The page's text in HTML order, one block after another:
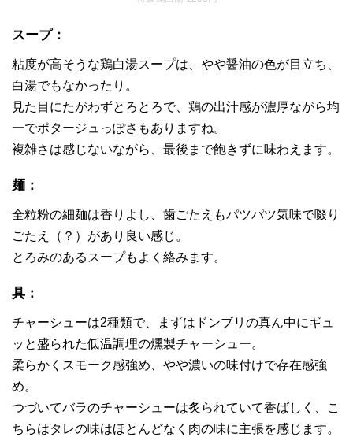
スープ：
粘度が高そうな鶏白湯スープは、やや醤油の色が目立ち、
白湯でもなかったり。
見た目にたがわずとろとろで、鶏の出汁感が濃厚ながら均
一でポタージュっぽさもありますね。
複雑さは感じないながら、最後まで飽きずに味わえます。
麺：
全粒粉の細麺は香りよし、歯ごたえもパツパツ気味で啜り
ごたえ（？）があり良い感じ。
とろみのあるスープもよく絡みます。
具：
チャーシューは2種類で、まずはドンブリの真ん中にギュ
ッと盛られた低温調理の燻製チャーシュー。
柔らかくスモーク感強め、やや濃いの味付けで存在感強
め。
つづいてバラのチャーシューは炙られていて香ばしく、こ
ちらはタレの味はほとんどなく肉の味に主張を感じます。